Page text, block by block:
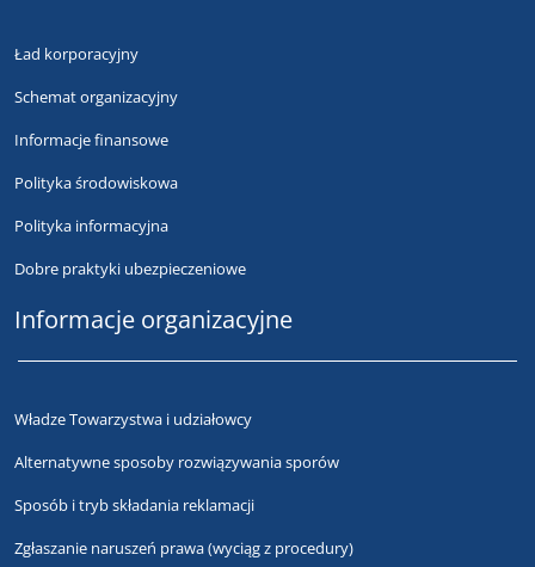
Ład korporacyjny
Schemat organizacyjny
Informacje finansowe
Polityka środowiskowa
Polityka informacyjna
Dobre praktyki ubezpieczeniowe
Informacje organizacyjne
Władze Towarzystwa i udziałowcy
Alternatywne sposoby rozwiązywania sporów
Sposób i tryb składania reklamacji
Zgłaszanie naruszeń prawa (wyciąg z procedury)